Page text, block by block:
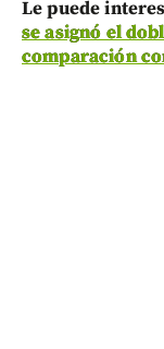
Le puede
se asignó el
comparación